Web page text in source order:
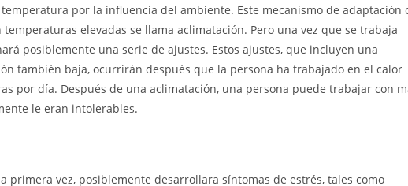
por la influencia del ambiente. Este mecanismo de adaptación
elevadas se llama aclimatación. Pero una vez que se trabaja
posiblemente una serie de ajustes. Estos ajustes, que incluyen una
también baja, ocurrirán después que la persona ha trabajado en el calor
por día. Después de una aclimatación, una persona puede trabajar con
le eran intolerables.
primera vez, posiblemente desarrollara síntomas de estrés, tales como